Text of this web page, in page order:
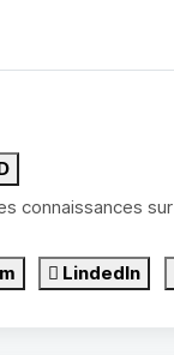
connaissances sur
LindedIn